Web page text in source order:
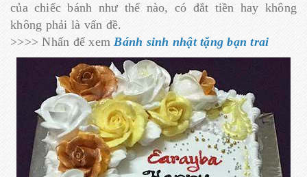
của chiếc bánh như thế nào, có đắt tiền hay không
không phải là vấn đề.
>>>> Nhấn để xemBánh sinh nhật tặng bạn trai